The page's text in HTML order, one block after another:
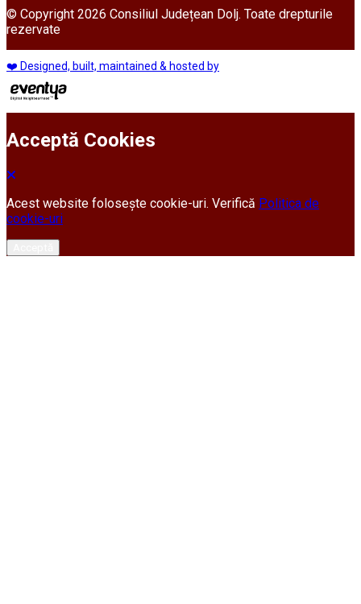
© Copyright 2026 Consiliul Județean Dolj. Toate drepturile
rezervate
❤️ Designed, built, maintained & hosted by
Acceptă Cookies
Acest website folosește cookie-uri. Verifică Politica de
cookie-uri